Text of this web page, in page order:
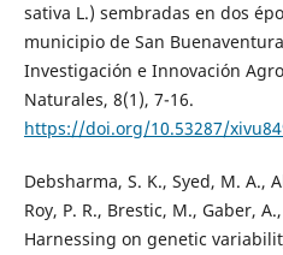
sativa L.) sembradas en dos
municipio de San
Investigación e Innovación
Naturales, 8(1), 7-16.
https://doi.org/10.53287/
Debsharma, S. K., Syed, M. A.,
Roy, P. R., Brestic, M., Gaber,
Harnessing on genetic